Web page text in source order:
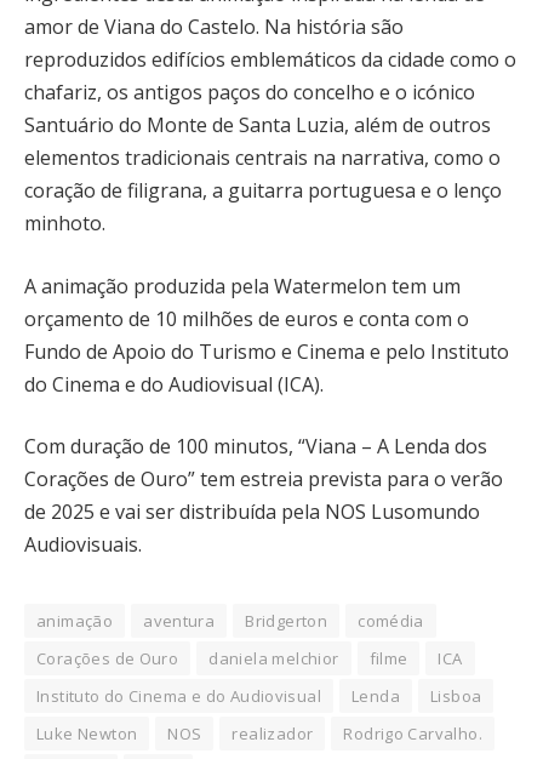
amor de Viana do Castelo. Na história são
reproduzidos edifícios emblemáticos da cidade como o
chafariz, os antigos paços do concelho e o icónico
Santuário do Monte de Santa Luzia, além de outros
elementos tradicionais centrais na narrativa, como o
coração de filigrana, a guitarra portuguesa e o lenço
minhoto.
A animação produzida pela Watermelon tem um
orçamento de 10 milhões de euros e conta com o
Fundo de Apoio do Turismo e Cinema e pelo Instituto
do Cinema e do Audiovisual (ICA).
Com duração de 100 minutos, “Viana – A Lenda dos
Corações de Ouro” tem estreia prevista para o verão
de 2025 e vai ser distribuída pela NOS Lusomundo
Audiovisuais.
animação aventura Bridgerton
comédia
Corações de Ouro
daniela melchior filme
ICA
Instituto do Cinema e do Audiovisual
Lenda
Lisboa
Luke Newton
NOS realizador
Rodrigo Carvalho.